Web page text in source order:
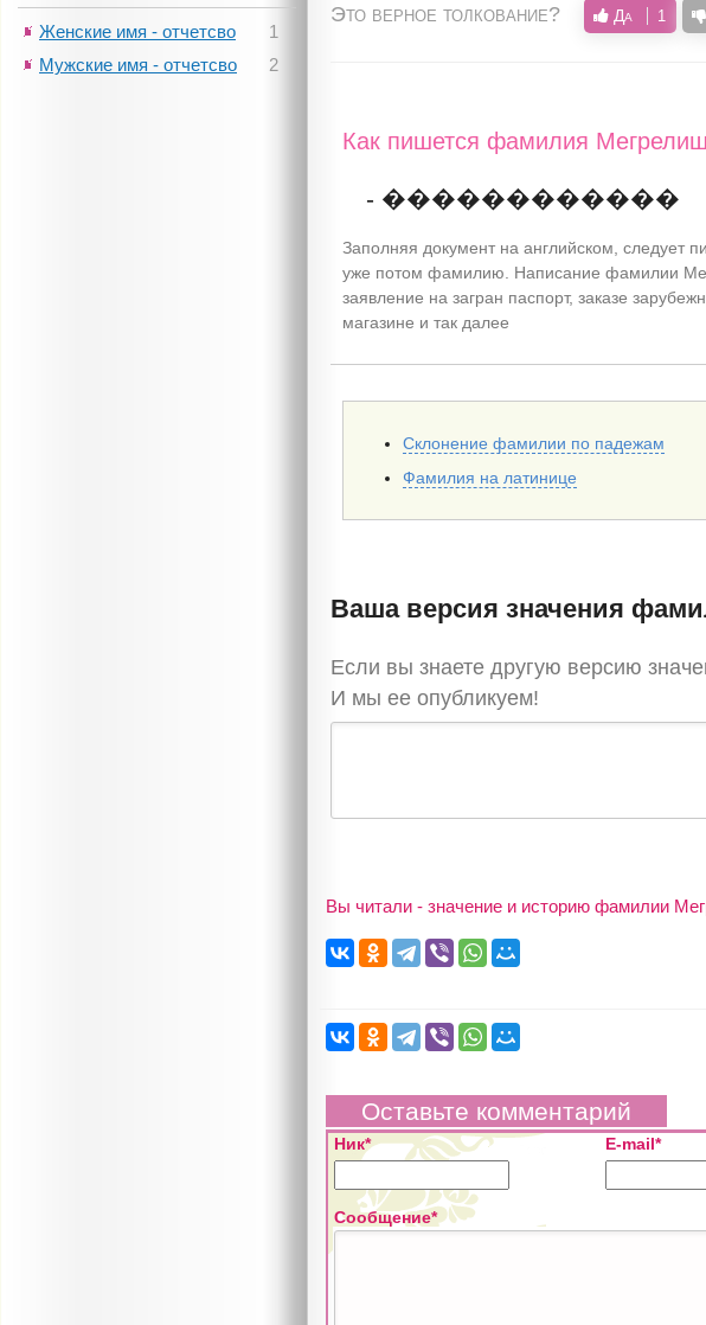
Это верное толкование? Да 1
Как пишется фамилия
- ������������
Заполняя документ на английском, следует
уже потом фамилию. Написание фамилии
заявление на загран паспорт, заказе
магазине и так далее
Склонение фамилии по падежам
Фамилия на латинице
Ваша версия значения
Если вы знаете другую версию
И мы ее опубликуем!
Вы читали - значение и историю фамилии
Оставьте комментарий
Ник* E-mail*
Сообщение*
1
Женские имя - отчетсво
2
Мужские имя - отчетсво